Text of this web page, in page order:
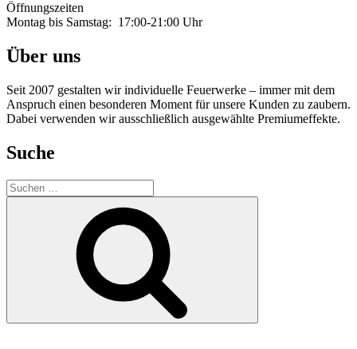
Öffnungszeiten
Montag bis Samstag: 17:00-21:00 Uhr
Über uns
Seit 2007 gestalten wir individuelle Feuerwerke – immer mit dem
Anspruch einen besonderen Moment für unsere Kunden zu zaubern.
Dabei verwenden wir ausschließlich ausgewählte Premiumeffekte.
Suche
Suche
nach: